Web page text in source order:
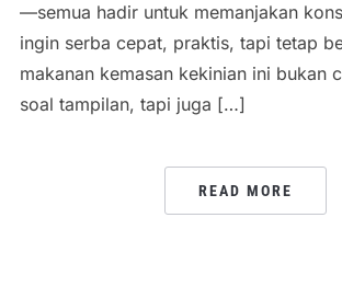
—semua hadir untuk memanjakan
ingin serba cepat, praktis, tapi tetap
makanan kemasan kekinian ini bukan
soal tampilan, tapi juga […]
READ MORE